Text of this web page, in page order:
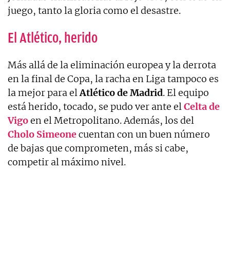
juego, tanto la gloria como el desastre.
El Atlético, herido
Más allá de la eliminación europea y la derrota
en la final de Copa, la racha en Liga tampoco es
la mejor para elAtlético de Madrid. El equipo
está herido, tocado, se pudo ver ante elCeltade
Vigoen el Metropolitano. Además, los del
Cholo Simeonecuentan con un buen número
de bajas que comprometen, más si cabe,
competir al máximo nivel.